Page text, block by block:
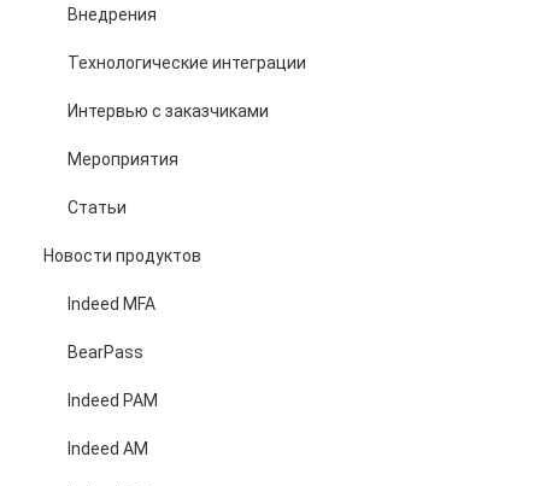
Внедрения
Технологические интеграции
Интервью с заказчиками
Мероприятия
Статьи
Новости продуктов
Indeed MFA
BearPass
Indeed PAM
Indeed AM